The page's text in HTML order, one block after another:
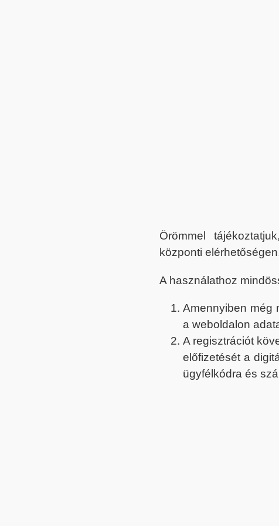
Örömmel
központi
A használathoz
Amennyiben még
a weboldalon
A regisztrációt
előfizetését a
ügyfélkódra és